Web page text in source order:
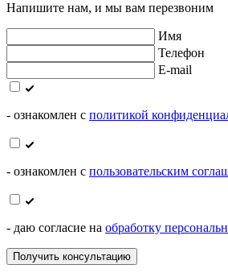
Напишите нам, и мы вам перезвоним
Имя
Телефон
E-mail
- ознакомлен с политикой
- ознакомлен с пользовательским
- даю согласие на обработку